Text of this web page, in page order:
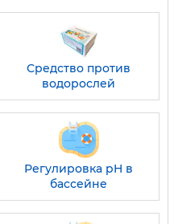
Средство против
водорослей
Регулировка pH в
бассейне